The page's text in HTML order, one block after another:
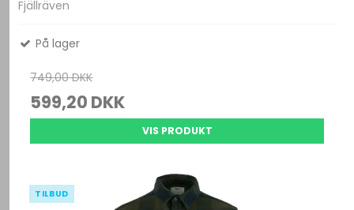
Fjällräven
På lager
749,00 DKK
599,20 DKK
VIS PRODUKT
TILBUD